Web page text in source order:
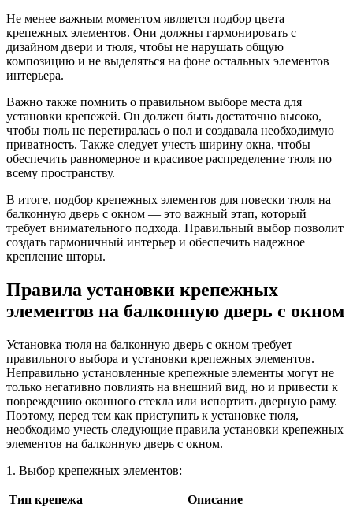
Не менее важным моментом является подбор цвета
крепежных элементов. Они должны гармонировать с
дизайном двери и тюля, чтобы не нарушать общую
композицию и не выделяться на фоне остальных элементов
интерьера.
Важно также помнить о правильном выборе места для
установки крепежей. Он должен быть достаточно высоко,
чтобы тюль не перетиралась о пол и создавала необходимую
приватность. Также следует учесть ширину окна, чтобы
обеспечить равномерное и красивое распределение тюля по
всему пространству.
В итоге, подбор крепежных элементов для повески тюля на
балконную дверь с окном — это важный этап, который
требует внимательного подхода. Правильный выбор позволит
создать гармоничный интерьер и обеспечить надежное
крепление шторы.
Правила установки крепежных
элементов на балконную дверь с окном
Установка тюля на балконную дверь с окном требует
правильного выбора и установки крепежных элементов.
Неправильно установленные крепежные элементы могут не
только негативно повлиять на внешний вид, но и привести к
повреждению оконного стекла или испортить дверную раму.
Поэтому, перед тем как приступить к установке тюля,
необходимо учесть следующие правила установки крепежных
элементов на балконную дверь с окном.
1. Выбор крепежных элементов:
Тип крепежа Описание